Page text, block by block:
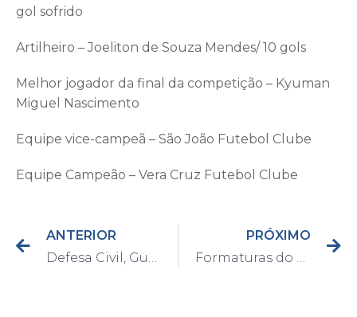
gol sofrido
Artilheiro – Joeliton de Souza Mendes/ 10 gols
Melhor jogador da final da competição – Kyuman
Miguel Nascimento
Equipe vice-campeã – São João Futebol Clube
Equipe Campeão – Vera Cruz Futebol Clube
ANTERIOR
PRÓXIMO